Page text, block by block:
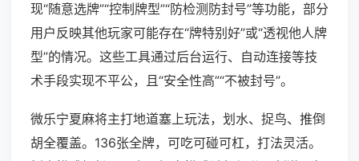
现“随意选牌”“控制牌型”“防检测防封号”等功能，部分
用户反映其他玩家可能存在“牌特别好”或“透视他人牌
型”的情况。这些工具通过后台运行、自动连接等技
术手段实现不平公，且“安全性高”“不被封号”。
微乐宁夏麻将主打地道塞上玩法，划水、捉鸟、推倒
胡全覆盖。136张全牌，可吃可碰可杠，打法灵活。